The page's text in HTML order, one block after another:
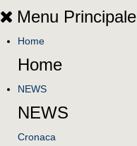
Menu Principale
Home
Home
NEWS
NEWS
Cronaca